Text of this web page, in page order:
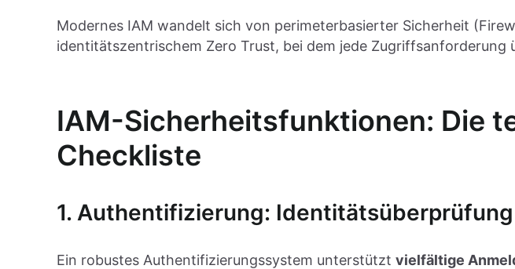
Modernes IAM wandelt sich von perimeterbasierter Sicherheit
identitätszentrischem Zero Trust, bei dem jede Zugriffsanforderung
IAM-Sicherheitsfunktionen: Die
Checkliste
1. Authentifizierung:
Ein robustes Authentifizierungssystem unterstützt vielfältige